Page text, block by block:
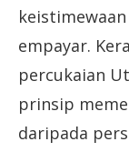
empayar.
percukaian
prinsip
daripada